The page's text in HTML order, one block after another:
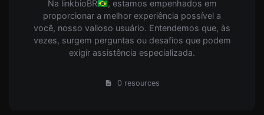
Na linkbioBR🇧🇷, estamos empenhados em
proporcionar a melhor experiência possível a
você, nosso valioso usuário. Entendemos que, às
vezes, surgem perguntas ou desafios que podem
exigir assistência especializada.
0 resources